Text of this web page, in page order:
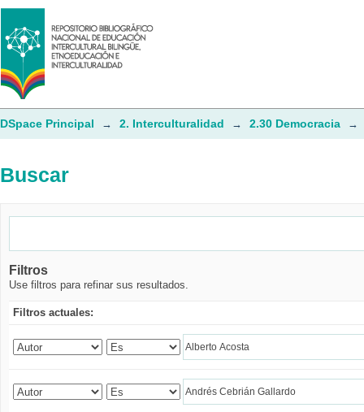
Buscar
DSpace Principal → 2. Interculturalidad → 2.30 Democracia →
Buscar
Filtros
Use filtros para refinar sus resultados.
Filtros actuales: